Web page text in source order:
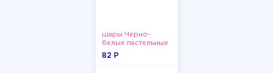
шары Черно-
белые пастельные
82 P